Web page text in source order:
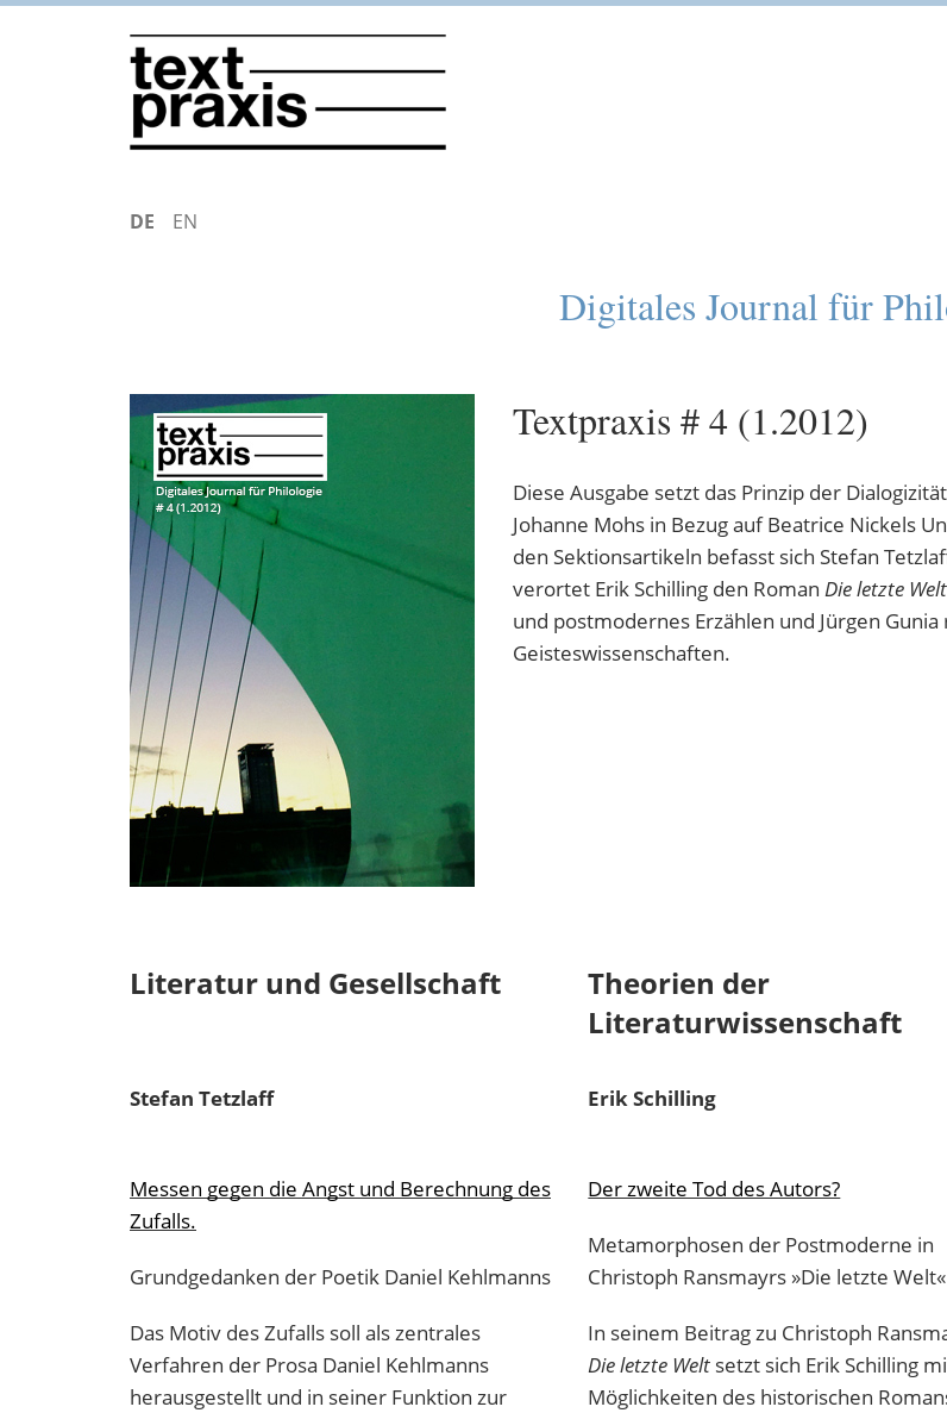
DEUTSCHENGLISH
Digitales Journal für
Textpraxis # 4 (1.2012)
Diese Ausgabe setzt das Prinzip der
Johanne Mohs in Bezug auf Beatrice Nickels
den Sektionsartikeln befasst sich Stefan
verortet Erik Schilling den Roman Die letzte Welt
und postmodernes Erzählen und Jürgen
Geisteswissenschaften.
Literatur und Gesellschaft
Stefan Tetzlaff
Messen gegen die Angst und Berechnung des
Zufalls.
Grundgedanken der Poetik Daniel Kehlmanns
Das Motiv des Zufalls soll als zentrales
Verfahren der Prosa Daniel Kehlmanns
herausgestellt und in seiner Funktion zur
Theorien der
Literaturwissenschaft
ErikSchilling
Der zweite Tod des Autors?
Metamorphosen der Postmoderne in
Christoph Ransmayrs »Die letzte Welt«
In seinem Beitrag zu Christoph
Die letzte Welt setzt sich Erik Schilling
Möglichkeiten des historischen